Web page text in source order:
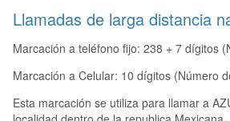
Llamadas de larga distancia
Marcación a teléfono fijo: 238 + 7 dígitos
Marcación a Celular: 10 dígitos (Número
Esta marcación se utiliza para llamar a